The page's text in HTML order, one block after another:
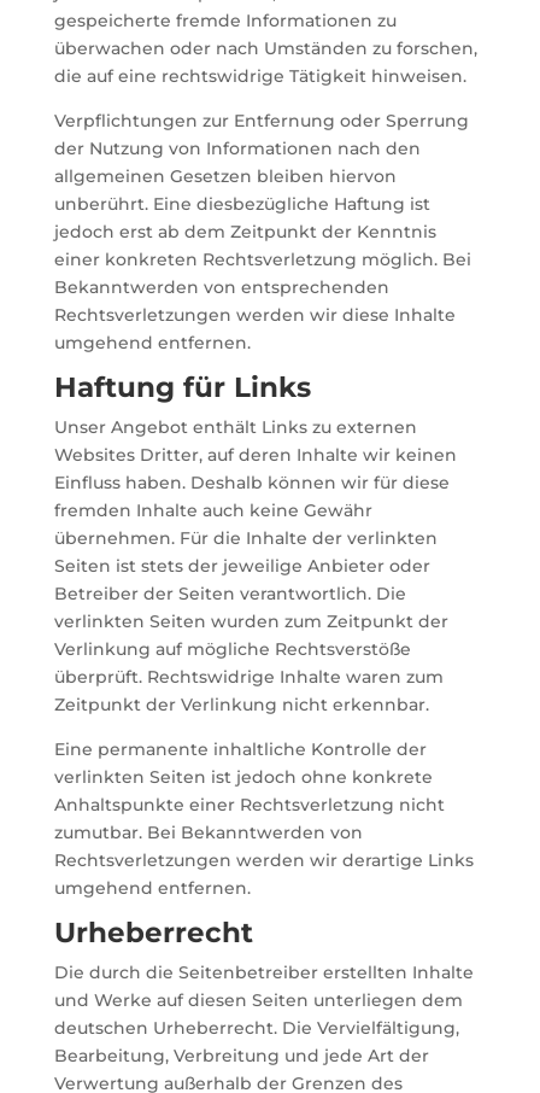
gespeicherte fremde Informationen zu
überwachen oder nach Umständen zu forschen,
die auf eine rechtswidrige Tätigkeit hinweisen.
Verpflichtungen zur Entfernung oder Sperrung
der Nutzung von Informationen nach den
allgemeinen Gesetzen bleiben hiervon
unberührt. Eine diesbezügliche Haftung ist
jedoch erst ab dem Zeitpunkt der Kenntnis
einer konkreten Rechtsverletzung möglich. Bei
Bekanntwerden von entsprechenden
Rechtsverletzungen werden wir diese Inhalte
umgehend entfernen.
Haftung für Links
Unser Angebot enthält Links zu externen
Websites Dritter, auf deren Inhalte wir keinen
Einfluss haben. Deshalb können wir für diese
fremden Inhalte auch keine Gewähr
übernehmen. Für die Inhalte der verlinkten
Seiten ist stets der jeweilige Anbieter oder
Betreiber der Seiten verantwortlich. Die
verlinkten Seiten wurden zum Zeitpunkt der
Verlinkung auf mögliche Rechtsverstöße
überprüft. Rechtswidrige Inhalte waren zum
Zeitpunkt der Verlinkung nicht erkennbar.
Eine permanente inhaltliche Kontrolle der
verlinkten Seiten ist jedoch ohne konkrete
Anhaltspunkte einer Rechtsverletzung nicht
zumutbar. Bei Bekanntwerden von
Rechtsverletzungen werden wir derartige Links
umgehend entfernen.
Urheberrecht
Die durch die Seitenbetreiber erstellten Inhalte
und Werke auf diesen Seiten unterliegen dem
deutschen Urheberrecht. Die Vervielfältigung,
Bearbeitung, Verbreitung und jede Art der
Verwertung außerhalb der Grenzen des